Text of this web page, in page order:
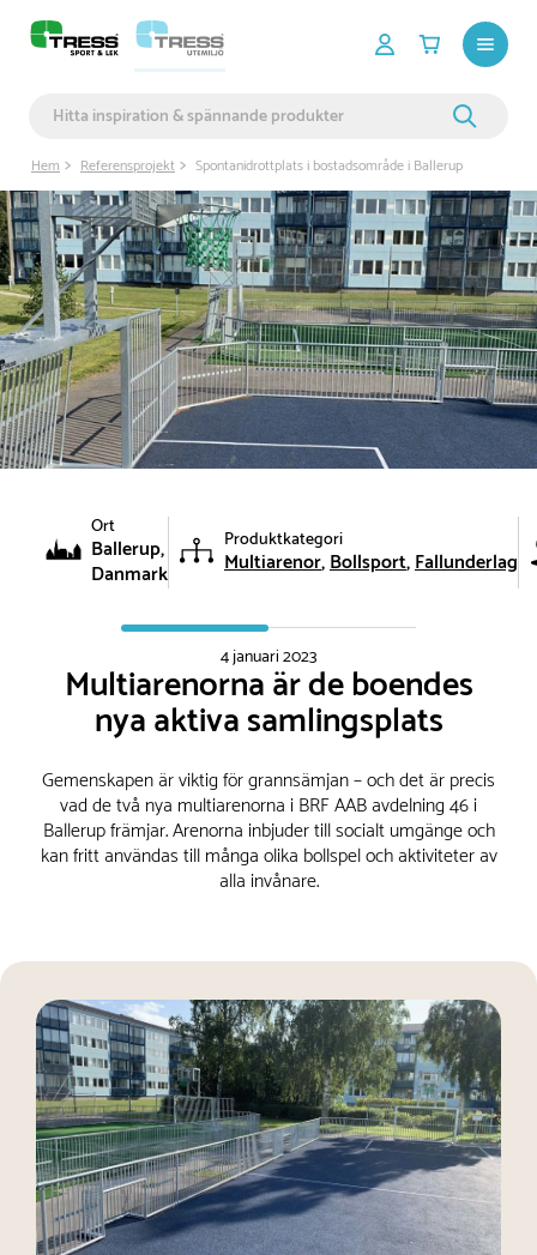
Hem Referensprojekt Spontanidrottplats i bostadsområde i Ballerup
Ort
Ballerup,
Danmark
Produktkategori
Multiarenor Bollsport Fallunderlag
4 januari 2023
Multiarenorna är de boendes
nya aktiva samlingsplats
Gemenskapen är viktig för grannsämjan – och det är precis
vad de två nya multiarenorna i BRF AAB avdelning 46 i
Ballerup främjar. Arenorna inbjuder till socialt umgänge och
kan fritt användas till många olika bollspel och aktiviteter av
alla invånare.